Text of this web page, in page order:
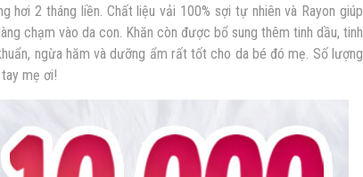
hơi 2 tháng liền. Chất liệu vải 100% sợi tự nhiên và Rayon giúp
chạm vào da con. Khăn còn được bổ sung thêm tinh dầu, tinh
ngừa hăm và dưỡng ẩm rất tốt cho da bé đó mẹ. Số lượng
mẹ ơi!